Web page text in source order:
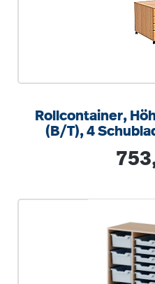
Rollcontainer,
(B/T), 4